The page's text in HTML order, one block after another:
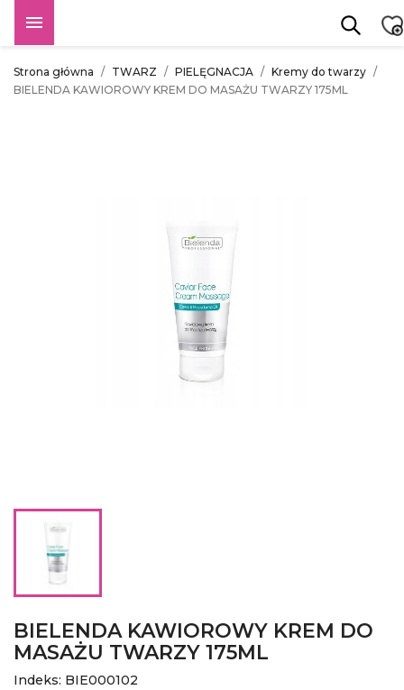

Strona główna TWARZ PIELĘGNACJA
Kremy do twarzy
BIELENDA KAWIOROWY KREM DO MASAŻU TWARZY 175ML
BIELENDA KAWIOROWY KREM DO
MASAŻU TWARZY 175ML
Indeks: BIE000102